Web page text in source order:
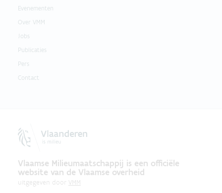
Evenementen
Over VMM
Jobs
Publicaties
Pers
Contact
Vlaamse Milieumaatschappij is een officiële
website van de Vlaamse overheid
uitgegeven door VMM